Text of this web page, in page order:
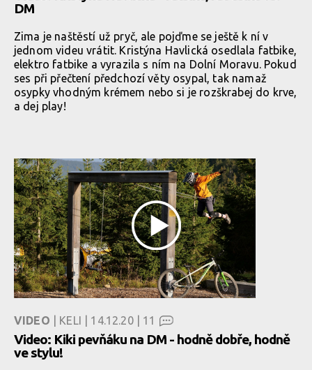
DM
Zima je naštěstí už pryč, ale pojďme se ještě k ní v
jednom videu vrátit. Kristýna Havlická osedlala fatbike,
elektro fatbike a vyrazila s ním na Dolní Moravu. Pokud
ses při přečtení předchozí věty osypal, tak namaž
osypky vhodným krémem nebo si je rozškrabej do krve,
a dej play!
VIDEO | KELI | 14.12.20 | 11
Video: Kiki pevňáku na DM - hodně dobře, hodně
ve stylu!